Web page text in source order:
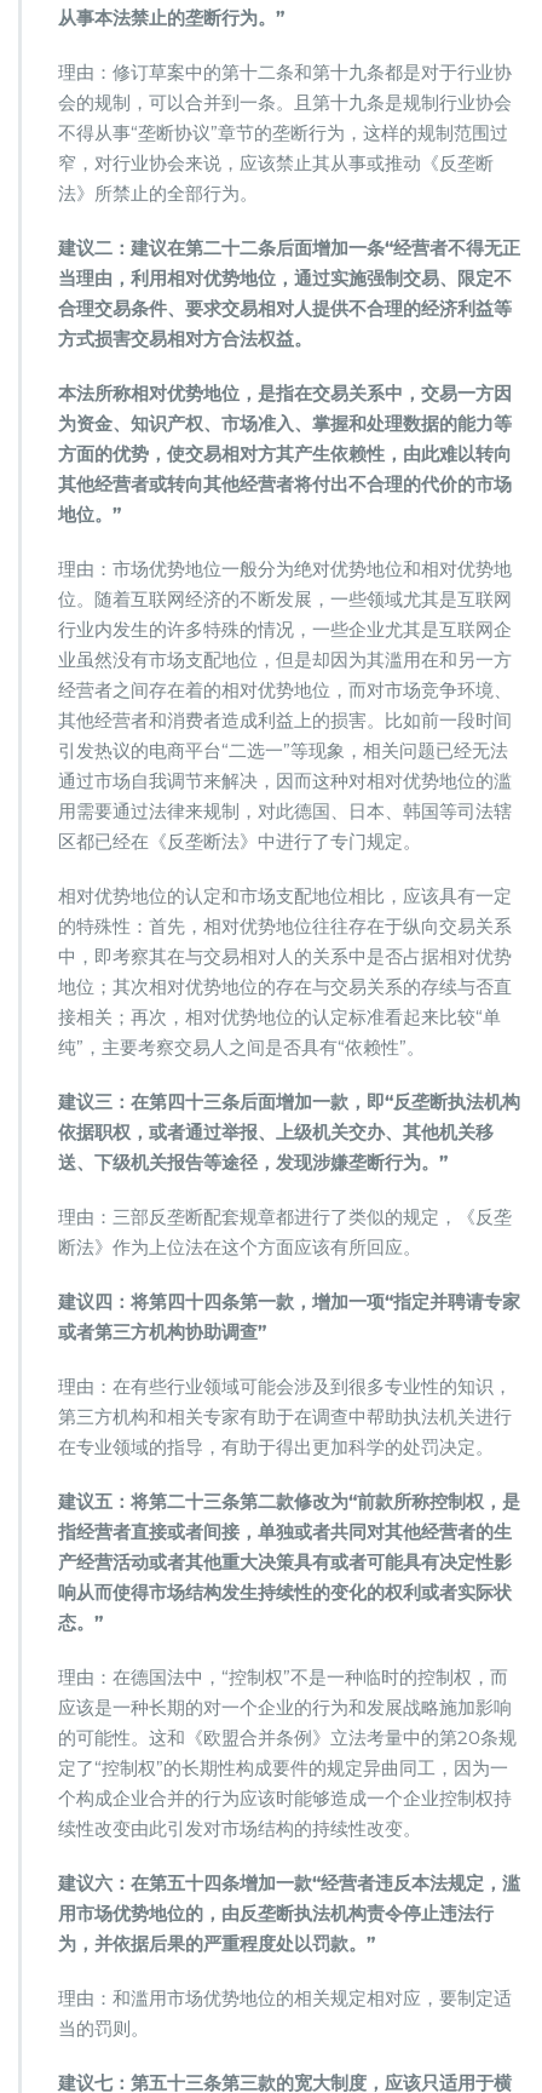
从事本法禁止的垄断行为。”
理由：修订草案中的第十二条和第十九条都是对于行业协
会的规制，可以合并到一条。且第十九条是规制行业协会
不得从事“垄断协议”章节的垄断行为，这样的规制范围过
窄，对行业协会来说，应该禁止其从事或推动《反垄断
法》所禁止的全部行为。
建议二：建议在第二十二条后面增加一条“经营者不得无正
当理由，利用相对优势地位，通过实施强制交易、限定不
合理交易条件、要求交易相对人提供不合理的经济利益等
方式损害交易相对方合法权益。
本法所称相对优势地位，是指在交易关系中，交易一方因
为资金、知识产权、市场准入、掌握和处理数据的能力等
方面的优势，使交易相对方其产生依赖性，由此难以转向
其他经营者或转向其他经营者将付出不合理的代价的市场
地位。”
理由：市场优势地位一般分为绝对优势地位和相对优势地
位。随着互联网经济的不断发展，一些领域尤其是互联网
行业内发生的许多特殊的情况，一些企业尤其是互联网企
业虽然没有市场支配地位，但是却因为其滥用在和另一方
经营者之间存在着的相对优势地位，而对市场竞争环境、
其他经营者和消费者造成利益上的损害。比如前一段时间
引发热议的电商平台“二选一”等现象，相关问题已经无法
通过市场自我调节来解决，因而这种对相对优势地位的滥
用需要通过法律来规制，对此德国、日本、韩国等司法辖
区都已经在《反垄断法》中进行了专门规定。
相对优势地位的认定和市场支配地位相比，应该具有一定
的特殊性：首先，相对优势地位往往存在于纵向交易关系
中，即考察其在与交易相对人的关系中是否占据相对优势
地位；其次相对优势地位的存在与交易关系的存续与否直
接相关；再次，相对优势地位的认定标准看起来比较“单
纯”，主要考察交易人之间是否具有“依赖性”。
建议三：在第四十三条后面增加一款，即“反垄断执法机构
依据职权，或者通过举报、上级机关交办、其他机关移
送、下级机关报告等途径，发现涉嫌垄断行为。”
理由：三部反垄断配套规章都进行了类似的规定，《反垄
断法》作为上位法在这个方面应该有所回应。
建议四：将第四十四条第一款，增加一项“指定并聘请专家
或者第三方机构协助调查”
理由：在有些行业领域可能会涉及到很多专业性的知识，
第三方机构和相关专家有助于在调查中帮助执法机关进行
在专业领域的指导，有助于得出更加科学的处罚决定。
建议五：将第二十三条第二款修改为“前款所称控制权，是
指经营者直接或者间接，单独或者共同对其他经营者的生
产经营活动或者其他重大决策具有或者可能具有决定性影
响从而使得市场结构发生持续性的变化的权利或者实际状
态。”
理由：在德国法中，“控制权”不是一种临时的控制权，而
应该是一种长期的对一个企业的行为和发展战略施加影响
的可能性。这和《欧盟合并条例》立法考量中的第20条规
定了“控制权”的长期性构成要件的规定异曲同工，因为一
个构成企业合并的行为应该时能够造成一个企业控制权持
续性改变由此引发对市场结构的持续性改变。
建议六：在第五十四条增加一款“经营者违反本法规定，滥
用市场优势地位的，由反垄断执法机构责令停止违法行
为，并依据后果的严重程度处以罚款。”
理由：和滥用市场优势地位的相关规定相对应，要制定适
当的罚则。
建议七：第五十三条第三款的宽大制度，应该只适用于横